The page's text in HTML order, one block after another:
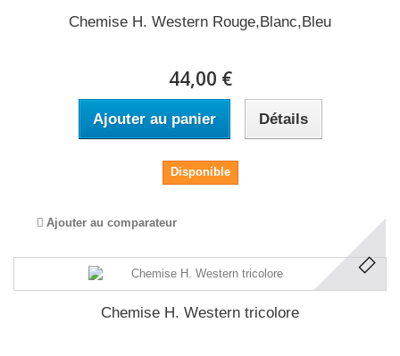
Chemise H. Western Rouge,Blanc,Bleu
44,00 €
Ajouter au panier Détails
Disponible
Ajouter au comparateur
Chemise H. Western tricolore